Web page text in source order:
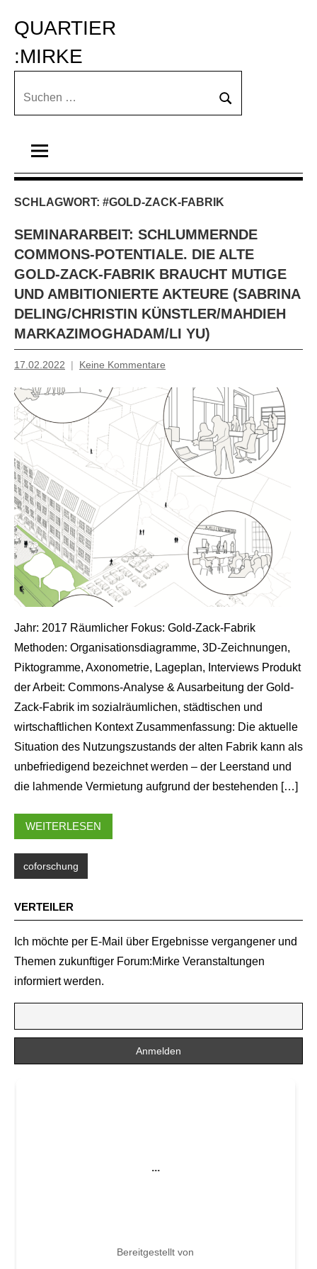
Inhalt
springen
QUARTIER
:MIRKE
Suchen
Suchen
SCHLAGWORT: #GOLD-ZACK-FABRIK
SEMINARARBEIT: SCHLUMMERNDE
COMMONS-POTENTIALE. DIE ALTE
GOLD-ZACK-FABRIK BRAUCHT MUTIGE
UND AMBITIONIERTE AKTEURE (SABRINA
DELING/CHRISTIN KÜNSTLER/MAHDIEH
MARKAZIMOGHADAM/LI YU)
17.02.2022
Mosche
Keine Kommentare
Jahr: 2017 Räumlicher Fokus: Gold-Zack-Fabrik
Methoden: Organisationsdiagramme, 3D-Zeichnungen,
Piktogramme, Axonometrie, Lageplan, Interviews Produkt
der Arbeit: Commons-Analyse & Ausarbeitung der Gold-
Zack-Fabrik im sozialräumlichen, städtischen und
wirtschaftlichen Kontext Zusammenfassung: Die aktuelle
Situation des Nutzungszustands der alten Fabrik kann als
unbefriedigend bezeichnet werden – der Leerstand und
die lahmende Vermietung aufgrund der bestehenden […]
WEITERLESEN
coforschung
VERTEILER
Ich möchte per E-Mail über Ergebnisse vergangener und
Themen zukunftiger Forum:Mirke Veranstaltungen
informiert werden.